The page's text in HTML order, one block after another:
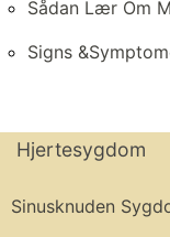
Sådan Lær Om
Signs
Hjertesygdom
Sinusknuden